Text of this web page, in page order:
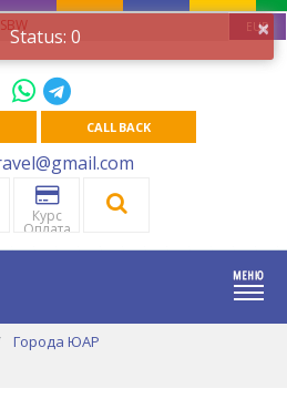
EUR
CALL BACK
Курс
Оплата
Города ЮАР
×
Status: 0